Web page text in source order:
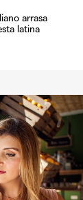
arrasa
latina